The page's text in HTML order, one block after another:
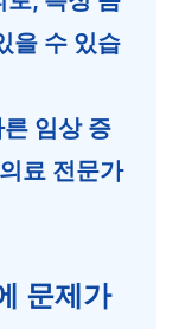
을 수 있습
임상 증
료 전문가
문제가